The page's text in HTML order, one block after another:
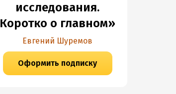
исследования.
Коротко о главном»
Евгений Шуремов
Оформить подписку